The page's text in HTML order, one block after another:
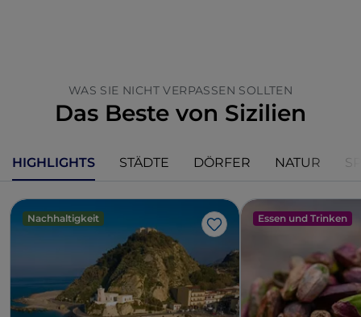
WAS SIE NICHT VERPASSEN SOLLTEN
Das Beste von Sizilien
HIGHLIGHTS STÄDTE DÖRFER NATUR
Nachhaltigkeit
Like
Essen und Trinken